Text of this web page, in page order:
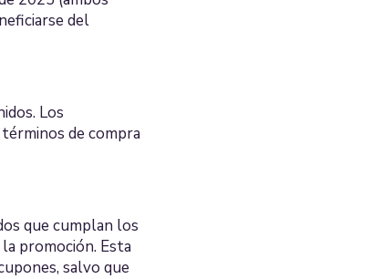
del
Los
de compra
que cumplan los
promoción. Esta
salvo que